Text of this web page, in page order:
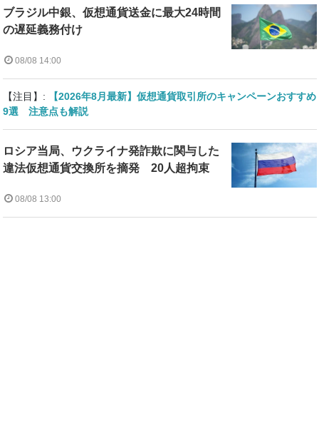
ブラジル中銀、仮想通貨送金に最大24時間
の遅延義務付け
08/08 14:00
【注目】:
【2026年8月最新】仮想通貨取引所のキャンペーンおすすめ
9選 注意点も解説
ロシア当局、ウクライナ発詐欺に関与した
違法仮想通貨交換所を摘発 20人超拘束
08/08 13:00